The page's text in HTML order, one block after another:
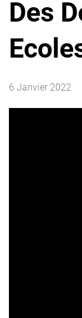
Des
6 Janvier 2022